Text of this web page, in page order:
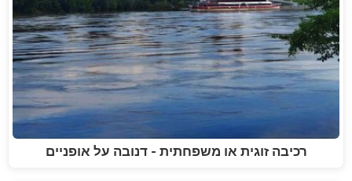
רכיבה זוגית או משפחתית - דנובה על אופניים